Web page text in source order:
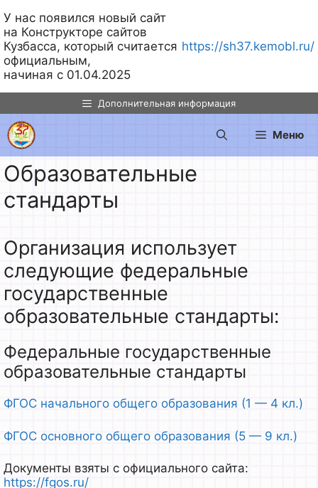
У нас появился новый сайт
на Конструкторе сайтов
Кузбасса, который считается
официальным,
начиная с 01.04.2025
https://sh37.kemobl.ru/
к
содержимому
Дополнительная информация
Меню
Образовательные
стандарты
Организация использует
следующие федеральные
государственные
образовательные стандарты:
Федеральные государственные
образовательные стандарты
ФГОС начального общего образования (1 — 4 кл.)
ФГОС основного общего образования (5 — 9 кл.)
Документы взяты с официального сайта:
https://fgos.ru/